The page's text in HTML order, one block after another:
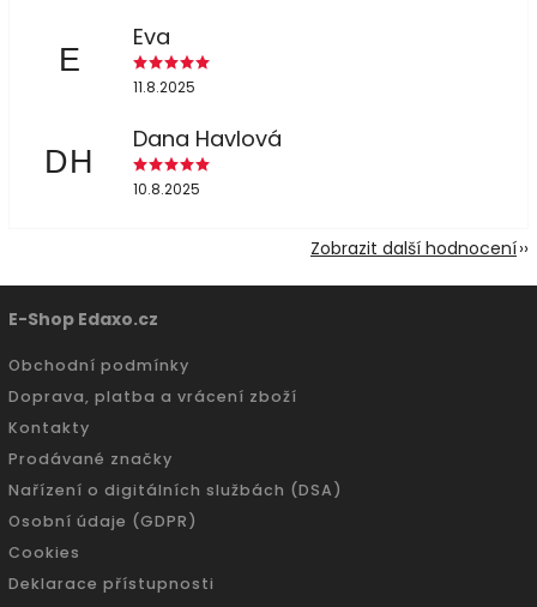
E
Eva
11.8.2025
DH
Dana Havlová
10.8.2025
Zobrazit další hodnocení
E-Shop Edaxo.cz
Obchodní podmínky
Doprava, platba a vrácení zboží
Kontakty
Prodávané značky
Nařízení o digitálních službách (DSA)
Osobní údaje (GDPR)
Cookies
Deklarace přístupnosti